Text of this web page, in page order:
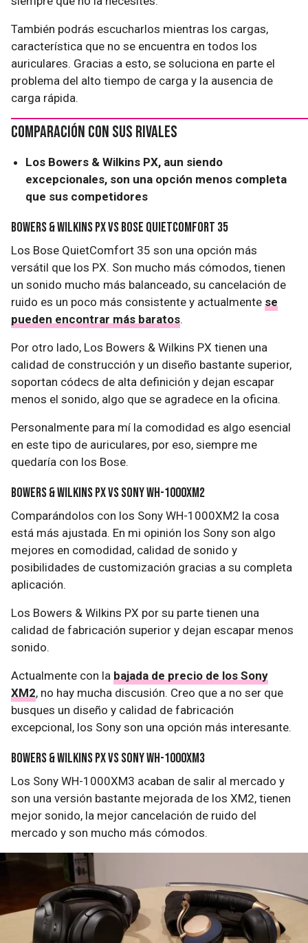
También podrás escucharlos mientras los cargas,
característica que no se encuentra en todos los
auriculares. Gracias a esto, se soluciona en parte el
problema del alto tiempo de carga y la ausencia de
carga rápida.
Comparación con sus rivales
Los Bowers & Wilkins PX, aun siendo
excepcionales, son una opción menos completa
que sus competidores
Bowers & Wilkins PX vs Bose QuietComfort 35
Los Bose QuietComfort 35 son una opción más
versátil que los PX. Son mucho más cómodos, tienen
un sonido mucho más balanceado, su cancelación de
ruido es un poco más consistente y actualmente se
pueden encontrar más baratos.
Por otro lado, Los Bowers & Wilkins PX tienen una
calidad de construcción y un diseño bastante superior,
soportan códecs de alta definición y dejan escapar
menos el sonido, algo que se agradece en la oficina.
Personalmente para mí la comodidad es algo esencial
en este tipo de auriculares, por eso, siempre me
quedaría con los Bose.
Bowers & Wilkins PX vs Sony WH-1000XM2
Comparándolos con los Sony WH-1000XM2 la cosa
está más ajustada. En mi opinión los Sony son algo
mejores en comodidad, calidad de sonido y
posibilidades de customización gracias a su completa
aplicación.
Los Bowers & Wilkins PX por su parte tienen una
calidad de fabricación superior y dejan escapar menos
sonido.
Actualmente con la bajada de precio de los Sony
XM2, no hay mucha discusión. Creo que a no ser que
busques un diseño y calidad de fabricación
excepcional, los Sony son una opción más interesante.
Bowers & Wilkins PX vs Sony WH-1000XM3
Los Sony WH-1000XM3 acaban de salir al mercado y
son una versión bastante mejorada de los XM2, tienen
mejor sonido, la mejor cancelación de ruido del
mercado y son mucho más cómodos.